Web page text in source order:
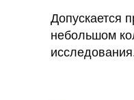
Допускается
небольшом